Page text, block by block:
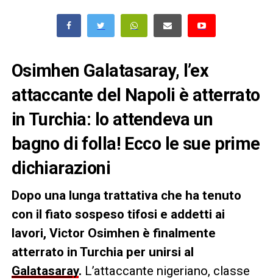
Osimhen Galatasaray, l’ex
attaccante del Napoli è atterrato
in Turchia: lo attendeva un
bagno di folla! Ecco le sue prime
dichiarazioni
Dopo una lunga trattativa che ha tenuto
con il fiato sospeso tifosi e addetti ai
lavori, Victor Osimhen è finalmente
atterrato in Turchia per unirsi al
Galatasaray. L’attaccante nigeriano, classe